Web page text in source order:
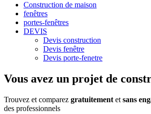
Construction de maison
fenêtres
portes-fenêtres
DEVIS
Devis construction
Devis fenêtre
Devis porte-fenetre
Vous avez un projet de
Trouvez et comparez gratuitement et sans
des professionnels